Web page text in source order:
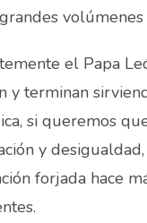
el Papa
y terminan
si queremos
y
forjada hace